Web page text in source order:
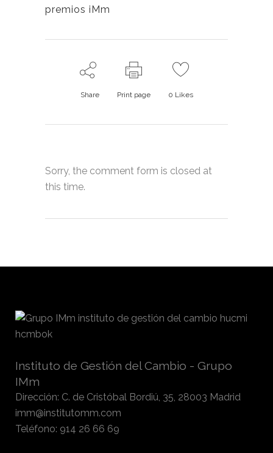
premios iMm
Share Print page 0 Likes
Sorry, the comment form is closed at
this time.
Instituto de Gestión del Cambio - Grupo
IMm
Dirección: C. de Cristóbal Bordiú, 35, 28003 Madrid
imm@institutomm.com
Teléfono: 914 26 66 69